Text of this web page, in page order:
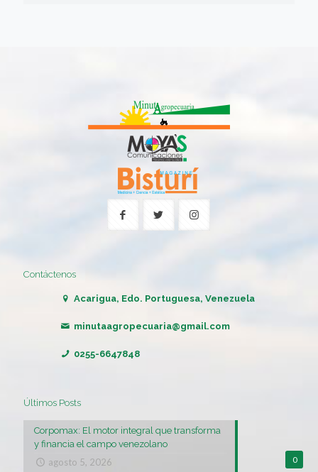
Contáctenos
Acarigua, Edo. Portuguesa, Venezuela
minutaagropecuaria@gmail.com
0255-6647848
Últimos Posts
0
Corpomax: El motor integral que transforma
y financia el campo venezolano
agosto 5, 2026